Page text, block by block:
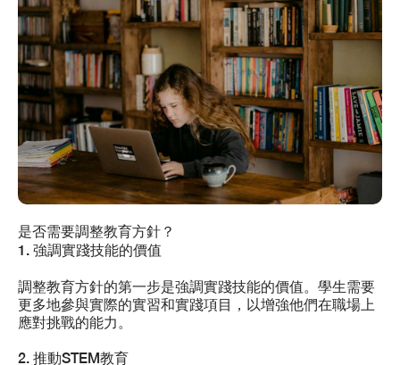
是否需要調整教育方針？
1. 強調實踐技能的價值
調整教育方針的第一步是強調實踐技能的價值。學生需要
更多地參與實際的實習和實踐項目，以增強他們在職場上
應對挑戰的能力。
2. 推動STEM教育